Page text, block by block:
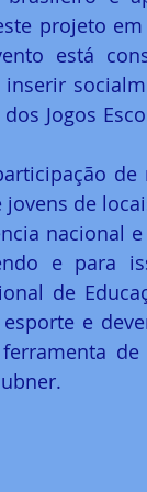
projeto em
está
Jogos
de
de
nacional
e para
de
e
de